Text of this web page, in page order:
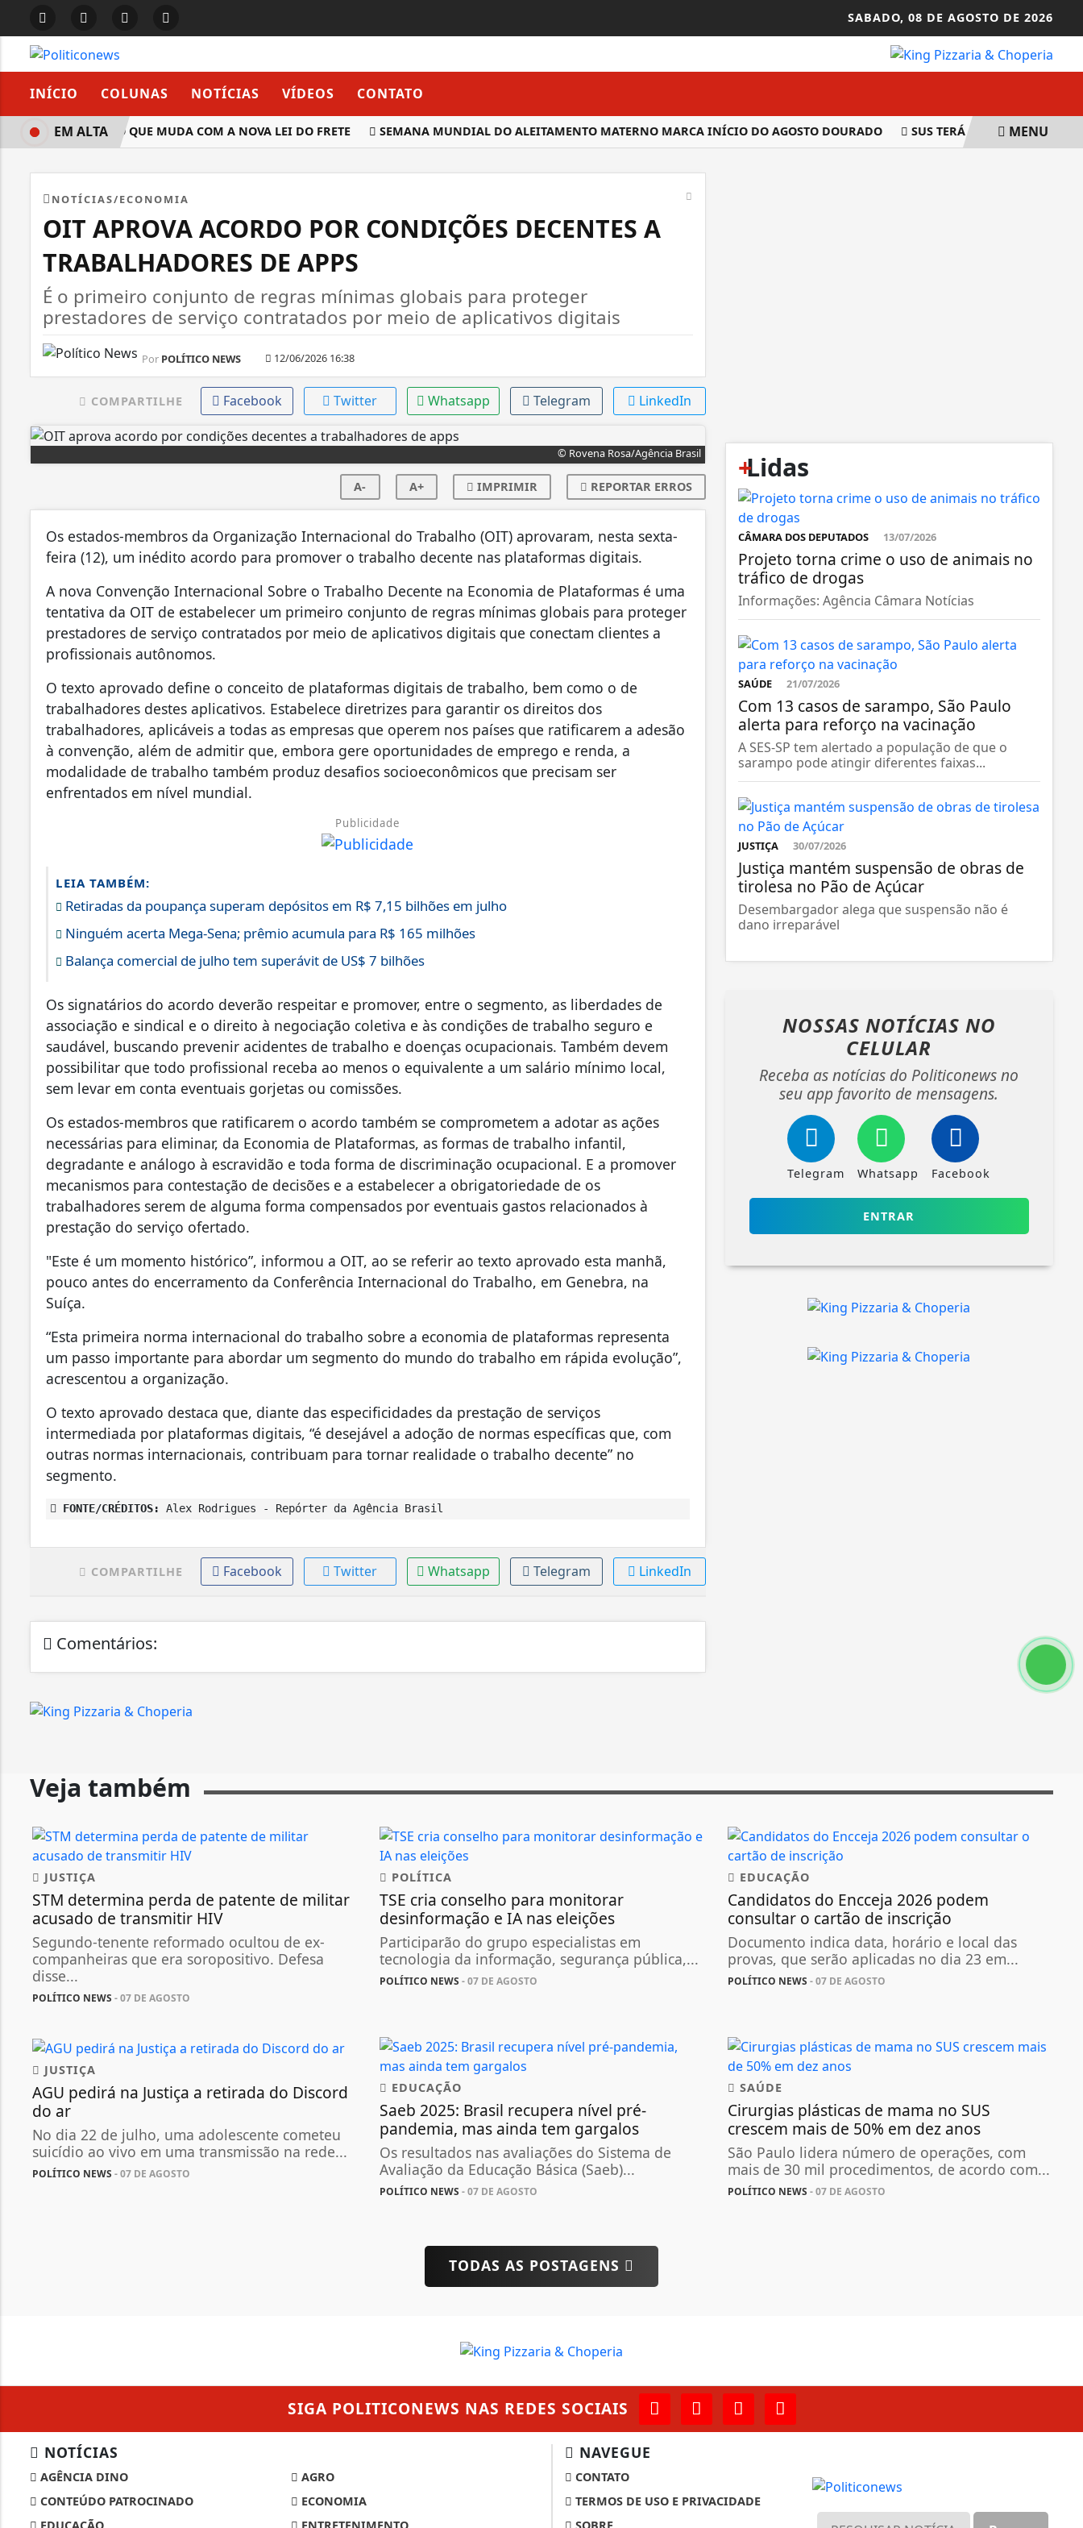
SABADO, 08 DE AGOSTO DE 2026
INÍCIO COLUNAS NOTÍCIAS VÍDEOS CONTATO
ENTENDA O QUE MUDA COM A NOVA LEI DO FRETE SEMANA MUNDIAL DO ALEITAMENTO MATERNO MARCA INÍCIO DO AGOSTO DOURADO SUS TERÁ 100 MIL
EM ALTA MENU
NOTÍCIAS/ECONOMIA
OIT APROVA ACORDO POR CONDIÇÕES DECENTES A
TRABALHADORES DE APPS
É o primeiro conjunto de regras mínimas globais para proteger
prestadores de serviço contratados por meio de aplicativos digitais
Por POLÍTICO NEWS 12/06/2026 16:38
COMPARTILHE Facebook Twitter Whatsapp Telegram LinkedIn
© Rovena Rosa/Agência Brasil
A- A+ IMPRIMIR REPORTAR ERROS
Os estados-membros da Organização Internacional do Trabalho (OIT) aprovaram, nesta sexta-
feira (12), um inédito acordo para promover o trabalho decente nas plataformas digitais.
A nova Convenção Internacional Sobre o Trabalho Decente na Economia de Plataformas é uma
tentativa da OIT de estabelecer um primeiro conjunto de regras mínimas globais para proteger
prestadores de serviço contratados por meio de aplicativos digitais que conectam clientes a
profissionais autônomos.
O texto aprovado define o conceito de plataformas digitais de trabalho, bem como o de
trabalhadores destes aplicativos. Estabelece diretrizes para garantir os direitos dos
trabalhadores, aplicáveis a todas as empresas que operem nos países que ratificarem a adesão
à convenção, além de admitir que, embora gere oportunidades de emprego e renda, a
modalidade de trabalho também produz desafios socioeconômicos que precisam ser
enfrentados em nível mundial.
Publicidade
LEIA TAMBÉM:
Retiradas da poupança superam depósitos em R$ 7,15 bilhões em julho
Ninguém acerta Mega-Sena; prêmio acumula para R$ 165 milhões
Balança comercial de julho tem superávit de US$ 7 bilhões
Os signatários do acordo deverão respeitar e promover, entre o segmento, as liberdades de
associação e sindical e o direito à negociação coletiva e às condições de trabalho seguro e
saudável, buscando prevenir acidentes de trabalho e doenças ocupacionais. Também devem
possibilitar que todo profissional receba ao menos o equivalente a um salário mínimo local,
sem levar em conta eventuais gorjetas ou comissões.
Os estados-membros que ratificarem o acordo também se comprometem a adotar as ações
necessárias para eliminar, da Economia de Plataformas, as formas de trabalho infantil,
degradante e análogo à escravidão e toda forma de discriminação ocupacional. E a promover
mecanismos para contestação de decisões e a estabelecer a obrigatoriedade de os
trabalhadores serem de alguma forma compensados por eventuais gastos relacionados à
prestação do serviço ofertado.
"Este é um momento histórico”, informou a OIT, ao se referir ao texto aprovado esta manhã,
pouco antes do encerramento da Conferência Internacional do Trabalho, em Genebra, na
Suíça.
“Esta primeira norma internacional do trabalho sobre a economia de plataformas representa
um passo importante para abordar um segmento do mundo do trabalho em rápida evolução”,
acrescentou a organização.
O texto aprovado destaca que, diante das especificidades da prestação de serviços
intermediada por plataformas digitais, “é desejável a adoção de normas específicas que, com
outras normas internacionais, contribuam para tornar realidade o trabalho decente” no
segmento.
FONTE/CRÉDITOS: Alex Rodrigues - Repórter da Agência Brasil
COMPARTILHE Facebook Twitter Whatsapp Telegram LinkedIn
Comentários:
+
Lidas
CÂMARA DOS DEPUTADOS 13/07/2026
Projeto torna crime o uso de animais no
tráfico de drogas
Informações: Agência Câmara Notícias
SAÚDE 21/07/2026
Com 13 casos de sarampo, São Paulo
alerta para reforço na vacinação
A SES-SP tem alertado a população de que o
sarampo pode atingir diferentes faixas...
JUSTIÇA 30/07/2026
Justiça mantém suspensão de obras de
tirolesa no Pão de Açúcar
Desembargador alega que suspensão não é
dano irreparável
NOSSAS NOTÍCIAS NO
CELULAR
Receba as notícias do Politiconews no
seu app favorito de mensagens.
Telegram Whatsapp Facebook
ENTRAR
Veja também
JUSTIÇA
STM determina perda de patente de militar
acusado de transmitir HIV
Segundo-tenente reformado ocultou de ex-
companheiras que era soropositivo. Defesa
disse...
POLÍTICO NEWS - 07 DE AGOSTO
POLÍTICA
TSE cria conselho para monitorar
desinformação e IA nas eleições
Participarão do grupo especialistas em
tecnologia da informação, segurança pública,...
POLÍTICO NEWS - 07 DE AGOSTO
EDUCAÇÃO
Candidatos do Encceja 2026 podem
consultar o cartão de inscrição
Documento indica data, horário e local das
provas, que serão aplicadas no dia 23 em...
POLÍTICO NEWS - 07 DE AGOSTO
JUSTIÇA
AGU pedirá na Justiça a retirada do Discord
do ar
No dia 22 de julho, uma adolescente cometeu
suicídio ao vivo em uma transmissão na rede...
POLÍTICO NEWS - 07 DE AGOSTO
EDUCAÇÃO
Saeb 2025: Brasil recupera nível pré-
pandemia, mas ainda tem gargalos
Os resultados nas avaliações do Sistema de
Avaliação da Educação Básica (Saeb)...
POLÍTICO NEWS - 07 DE AGOSTO
SAÚDE
Cirurgias plásticas de mama no SUS
crescem mais de 50% em dez anos
São Paulo lidera número de operações, com
mais de 30 mil procedimentos, de acordo com...
POLÍTICO NEWS - 07 DE AGOSTO
TODAS AS POSTAGENS
SIGA POLITICONEWS NAS REDES SOCIAIS
NOTÍCIAS
AGÊNCIA DINO
AGRO
CONTEÚDO PATROCINADO
ECONOMIA
NAVEGUE
CONTATO
TERMOS DE USO E PRIVACIDADE